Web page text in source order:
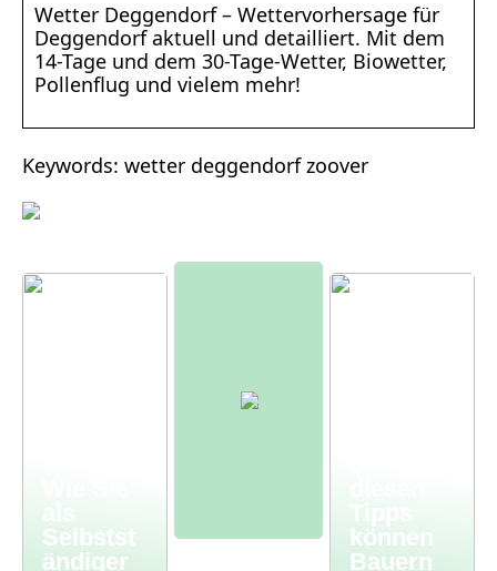
Wetter Deggendorf – Wettervorhersage für
Deggendorf aktuell und detailliert. Mit dem
14-Tage und dem 30-Tage-Wetter, Biowetter,
Pollenflug und vielem mehr!
Keywords: wetter deggendorf zoover
Selbstst
ändiger
können
Bauern